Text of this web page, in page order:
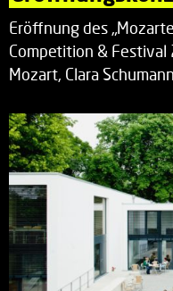
Eröffnung des
Competition & Festival
Mozart, Clara